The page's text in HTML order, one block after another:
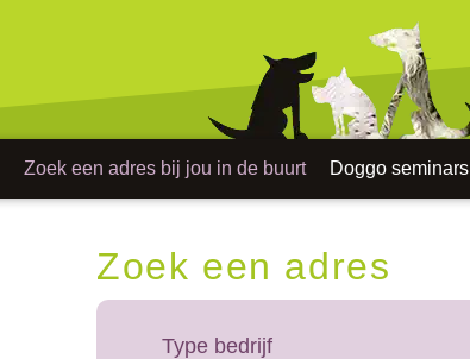
Zoek een adres bij jou in de buurt Doggo seminars
Zoek een adres
Type bedrijf